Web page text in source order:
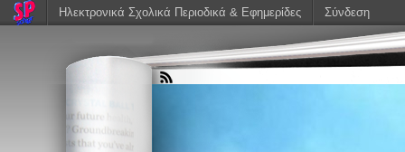
Ηλεκτρονικά Σχολικά Περιοδικά & Εφημερίδες Σύνδεση